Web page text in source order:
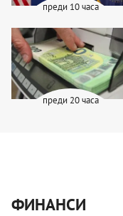
преди 10 часа
преди 20 часа
ФИНАНСИ